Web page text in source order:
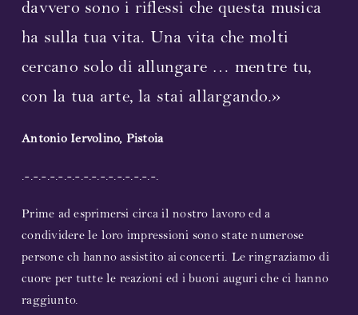
davvero sono i riflessi che questa musica
ha sulla tua vita. Una vita che molti
cercano solo di allungare … mentre tu,
con la tua arte, la stai allargando.»
Antonio Iervolino, Pistoia
.-.-.-.-.-.-.-.-.-.-.-.-.-.-.-.-.
Prime ad esprimersi circa il nostro lavoro ed a
condividere le loro impressioni sono state numerose
persone ch hanno assistito ai concerti. Le ringraziamo di
cuore per tutte le reazioni ed i buoni auguri che ci hanno
raggiunto.